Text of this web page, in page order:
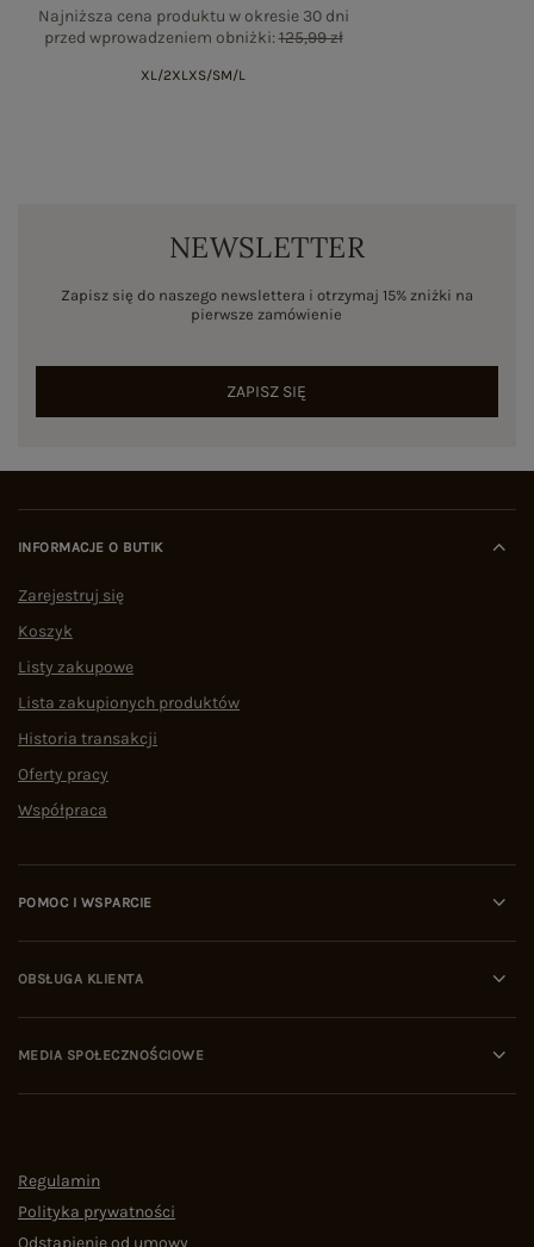
Najniższa cena produktu w okresie 30 dni
przed wprowadzeniem obniżki:125,99 zł
XL/2XL XS/SM/L
NEWSLETTER
Zapisz się do naszego newslettera i otrzymaj 15% zniżki na
pierwsze zamówienie
ZAPISZ SIĘ
INFORMACJE O BUTIK
Zarejestruj się
Koszyk
Listy zakupowe
Lista zakupionych produktów
Historia transakcji
Oferty pracy
Współpraca
POMOC I WSPARCIE
OBSŁUGA KLIENTA
MEDIA SPOŁECZNOŚCIOWE
Regulamin
Polityka prywatności
Odstąpienie od umowy